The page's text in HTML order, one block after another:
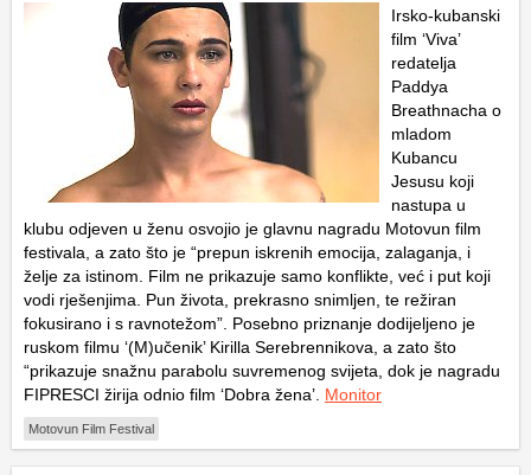
Irsko-kubanski
film ‘Viva’
redatelja
Paddya
Breathnacha o
mladom
Kubancu
Jesusu koji
nastupa u
klubu odjeven u ženu osvojio je glavnu nagradu Motovun film
festivala, a zato što je “prepun iskrenih emocija, zalaganja, i
želje za istinom. Film ne prikazuje samo konflikte, već i put koji
vodi rješenjima. Pun života, prekrasno snimljen, te režiran
fokusirano i s ravnotežom”. Posebno priznanje dodijeljeno je
ruskom filmu ‘(M)učenik’ Kirilla Serebrennikova, a zato što
“prikazuje snažnu parabolu suvremenog svijeta, dok je nagradu
FIPRESCI žirija odnio film ‘Dobra žena’. Monitor
Motovun Film Festival